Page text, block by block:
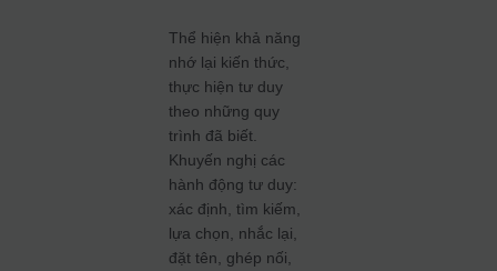
Thể hiện khả năng
nhớ lại kiến thức,
thực hiện tư duy
theo những quy
trình đã biết.
Khuyến nghị các
hành động tư duy:
xác định, tìm kiếm,
lựa chọn, nhắc lại,
đặt tên, ghép nối,